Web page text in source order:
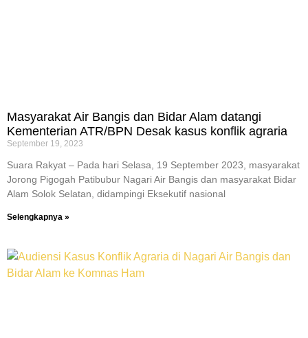
Masyarakat Air Bangis dan Bidar Alam datangi
Kementerian ATR/BPN Desak kasus konflik agraria
September 19, 2023
Suara Rakyat – Pada hari Selasa, 19 September 2023, masyarakat
Jorong Pigogah Patibubur Nagari Air Bangis dan masyarakat Bidar
Alam Solok Selatan, didampingi Eksekutif nasional
Selengkapnya »